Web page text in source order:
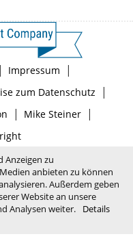
| Impressum |
zum Datenschutz |
| Mike Steiner|
Anzeigen zu
anbieten zu können
Außerdem geben
Website an unsere
Analysen weiter.
Details